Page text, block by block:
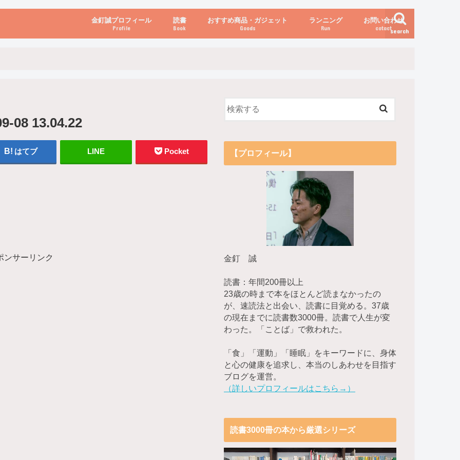
search
金釘誠プロフィール
Profile
読書
Book
おすすめ商品・ガジェット
Goods
ランニング
Run
お問い合わせ
cotact
08 13.04.22
はてブ LINE Pocket
ンサーリンク
【プロフィール】
金釘 誠
読書：年間200冊以上
23歳の時まで本をほとんど読まなかったの
が、速読法と出会い、読書に目覚める。37歳
の現在までに読書数3000冊。読書で人生が変
わった。「ことば」で救われた。
「食」「運動」「睡眠」をキーワードに、身体
と心の健康を追求し、本当のしあわせを目指す
ブログを運営。
（詳しいプロフィールはこちら→）
読書3000冊の本から厳選シリーズ